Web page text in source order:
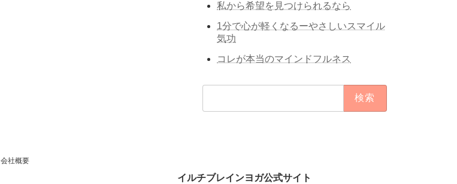
私から希望を見つけられるなら
1分で心が軽くなるーやさしいスマイル
気功
コレが本当のマインドフルネス
会社概要
イルチブレインヨガ公式サイト